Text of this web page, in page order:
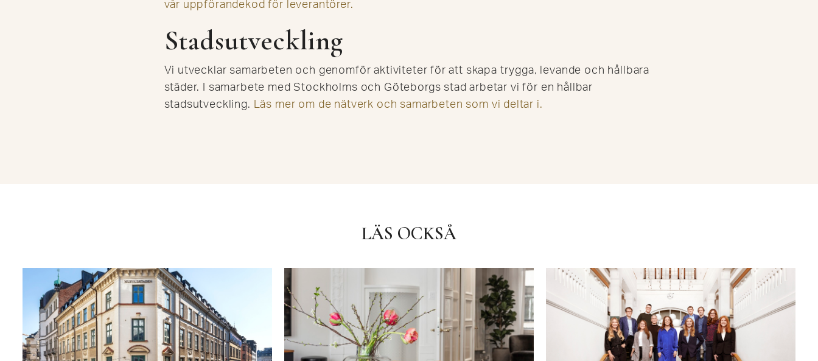
vår uppförandekod för leverantörer.
Stadsutveckling
Vi utvecklar samarbeten och genomför aktiviteter för att skapa trygga, levande och hållbara
städer. I samarbete med Stockholms och Göteborgs stad arbetar vi för en hållbar
stadsutveckling. Läs mer om de nätverk och samarbeten som vi deltar i.
LÄS OCKSÅ